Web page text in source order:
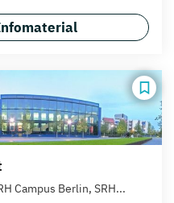
Campus Berlin, SRH...